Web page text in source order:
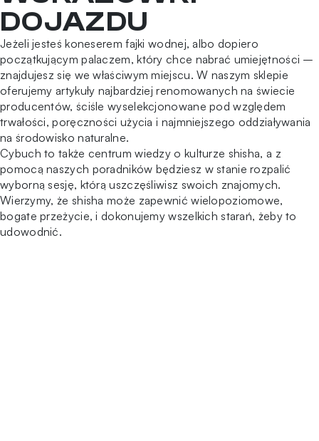
DOJAZDU
Jeżeli jesteś koneserem fajki wodnej, albo dopiero
początkującym palaczem, który chce nabrać umiejętności –
znajdujesz się we właściwym miejscu. W naszym sklepie
oferujemy artykuły najbardziej renomowanych na świecie
producentów, ściśle wyselekcjonowane pod względem
trwałości, poręczności użycia i najmniejszego oddziaływania
na środowisko naturalne.
Cybuch to także centrum wiedzy o kulturze shisha, a z
pomocą naszych poradników będziesz w stanie rozpalić
wyborną sesję, którą uszczęśliwisz swoich znajomych.
Wierzymy, że shisha może zapewnić wielopoziomowe,
bogate przeżycie, i dokonujemy wszelkich starań, żeby to
udowodnić.